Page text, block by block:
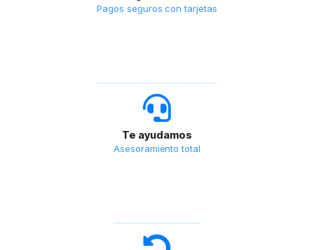
Pagos seguros con tarjetas
Te ayudamos
Asesoramiento total